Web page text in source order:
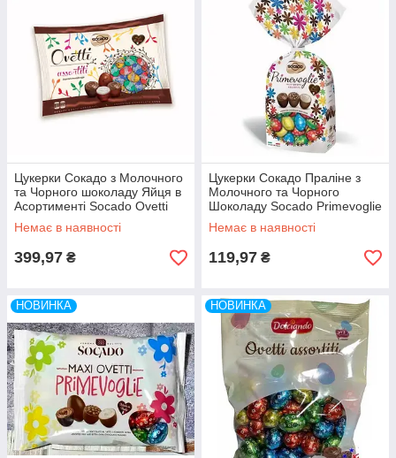
Цукерки Сокадо з Молочного
та Чорного шоколаду Яйця в
Асортименті Socado Ovetti
Assortiti 1000 г Італія
Немає в наявності
399,97 ₴
Цукерки Сокадо Праліне з
Молочного та Чорного
Шоколаду Socado Primevoglie
Maxi Ovetti Assortiti 250 г
Італія
Немає в наявності
119,97 ₴
НОВИНКА НОВИНКА